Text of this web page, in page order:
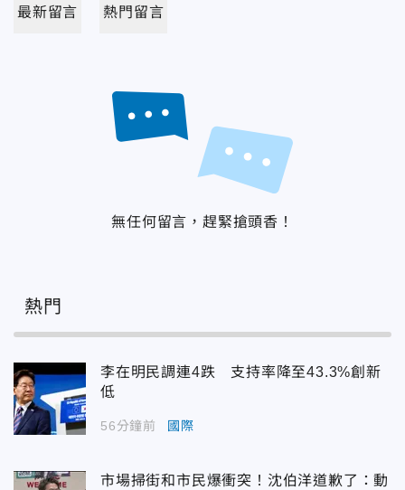
最新留言 熱門留言
無任何留言，趕緊搶頭香！
熱門
李在明民調連4跌 支持率降至43.3%創新
低
56分鐘前 國際
市場掃街和市民爆衝突！沈伯洋道歉了：動